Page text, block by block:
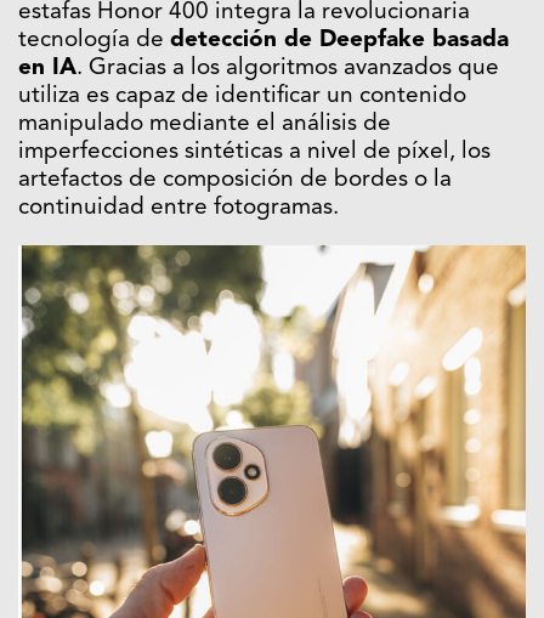
estafas Honor 400 integra la revolucionaria
tecnología de detección de Deepfake basada
en IA. Gracias a los algoritmos avanzados que
utiliza es capaz de identificar un contenido
manipulado mediante el análisis de
imperfecciones sintéticas a nivel de píxel, los
artefactos de composición de bordes o la
continuidad entre fotogramas.